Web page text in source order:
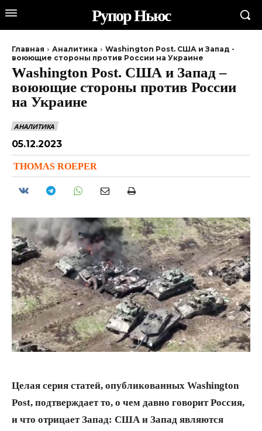
Рупор Ньюс
Главная Аналитика
Washington Post. США и Запад -
воюющие стороны против России на Украине
Washington Post. США и Запад –
воюющие стороны против России
на Украине
АНАЛИТИКА
05.12.2023
THOMAS ROEPER
Целая серия статей, опубликованных Washington
Post, подтверждает то, о чем давно говорит Россия,
и что отрицает Запад: США и Запад являются